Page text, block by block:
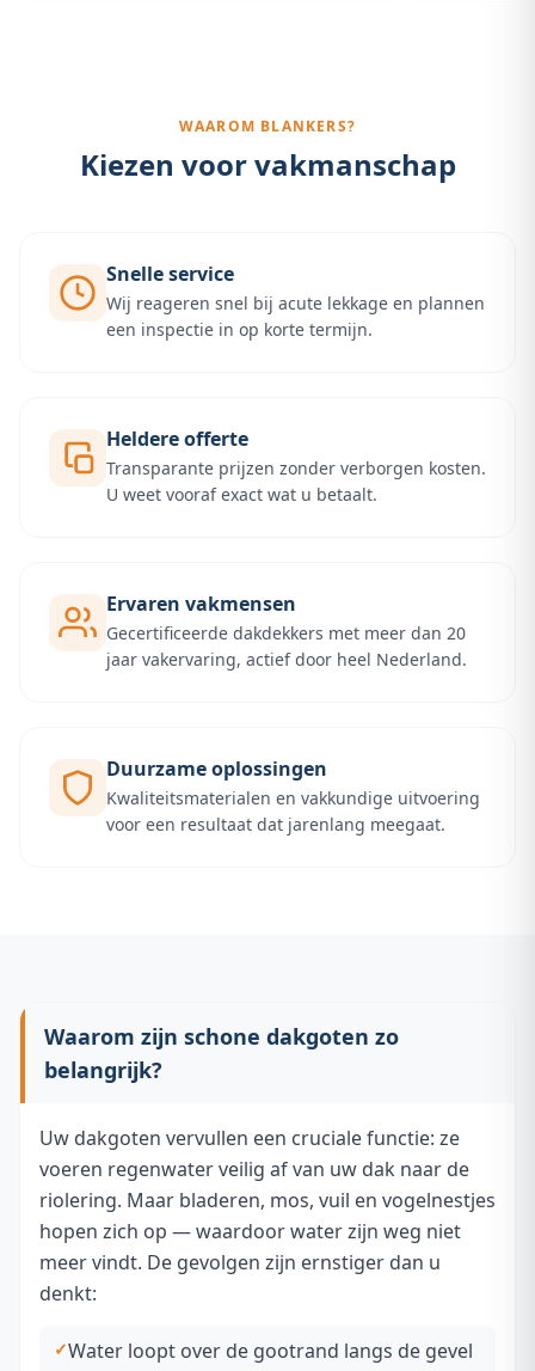
WAAROM BLANKERS?
Kiezen voor vakmanschap
Snelle service
Wij reageren snel bij acute lekkage en plannen
een inspectie in op korte termijn.
Heldere offerte
Transparante prijzen zonder verborgen kosten.
U weet vooraf exact wat u betaalt.
Ervaren vakmensen
Gecertificeerde dakdekkers met meer dan 20
jaar vakervaring, actief door heel Nederland.
Duurzame oplossingen
Kwaliteitsmaterialen en vakkundige uitvoering
voor een resultaat dat jarenlang meegaat.
Waarom zijn schone dakgoten zo
belangrijk?
Uw dakgoten vervullen een cruciale functie: ze
voeren regenwater veilig af van uw dak naar de
riolering. Maar bladeren, mos, vuil en vogelnestjes
hopen zich op — waardoor water zijn weg niet
meer vindt. De gevolgen zijn ernstiger dan u
denkt:
Water loopt over de gootrand langs de gevel